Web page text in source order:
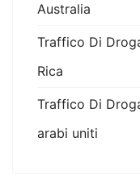
Australia
Traffico Di
Rica
Traffico Di
arabi uniti